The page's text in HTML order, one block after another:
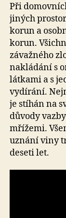
Při
jiných
korun a
korun.
závažného
nakládání s
látkami a s
vydírání.
je stíhán na
důvody
mřížemi.
uznání viny
deseti let.